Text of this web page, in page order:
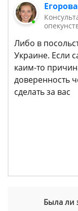
Либо в
Украине. Если
каим-то
доверенность
сделать за вас
Была ли